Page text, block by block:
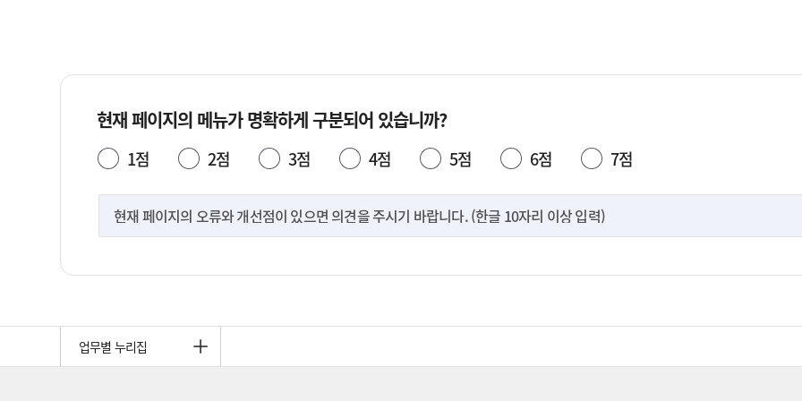
현재 페이지의 메뉴가 명확하게 구분되어 있습니까?
1점 2점 3점 4점 5점 6점 7점
현재 페이지의 오류와 개선점이 있으면 의견을 주시기 바랍니다. (한글 10자리 이상 입력)
업무별 누리집